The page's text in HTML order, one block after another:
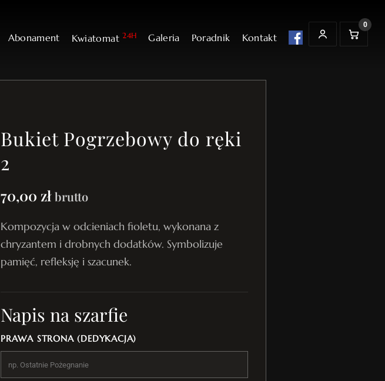
Abonament Kwiatomat 24H Galeria Poradnik Kontakt MOJE KONTO
0
K
o
Bukiet Pogrzebowy do ręki
2
70,00 zł brutto
Kompozycja w odcieniach fioletu, wykonana z
chryzantem i drobnych dodatków. Symbolizuje
pamięć, refleksję i szacunek.
Napis na szarfie
PRAWA STRONA (DEDYKACJA)